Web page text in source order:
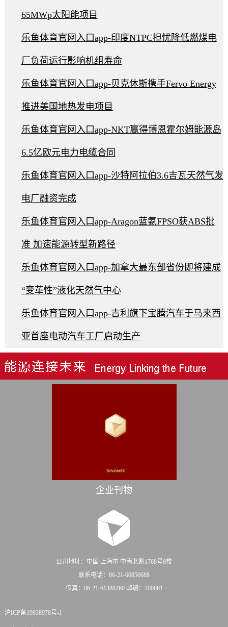
65MWp太阳能项目
乐鱼体育官网入口app-印度NTPC担忧降低燃煤电
厂负荷运行影响机组寿命
乐鱼体育官网入口app-贝克休斯携手Fervo Energy
推进美国地热发电项目
乐鱼体育官网入口app-NKT赢得博恩霍尔姆能源岛
6.5亿欧元电力电缆合同
乐鱼体育官网入口app-沙特阿拉伯3.6吉瓦天然气发
电厂融资完成
乐鱼体育官网入口app-Aragon蓝氨FPSO获ABS批
准 加速能源转型新路径
乐鱼体育官网入口app-加拿大最东部省份即将建成
“变革性”液化天然气中心
乐鱼体育官网入口app-吉利旗下宝腾汽车于马来西
亚首座电动汽车工厂启动生产
企业刊物
公司地址：中国 上海市 中南北路1768号8楼
联系电话：86-21-60850688
传真：86-21-61388260 邮编：200061
沪ICP备19038978号-1